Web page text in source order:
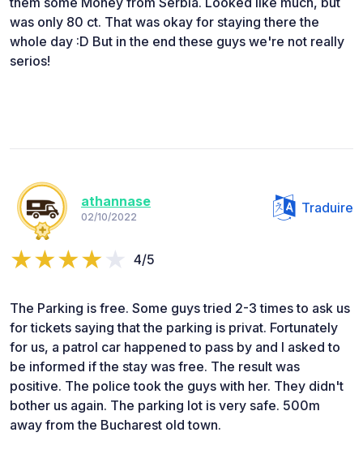
was only 80 ct. That was okay for staying there the
whole day :D But in the end these guys we're not really
serios!
athannase
02/10/2022
Traduire
4/5
The Parking is free. Some guys tried 2-3 times to ask us
for tickets saying that the parking is privat. Fortunately
for us, a patrol car happened to pass by and I asked to
be informed if the stay was free. The result was
positive. The police took the guys with her. They didn't
bother us again. The parking lot is very safe. 500m
away from the Bucharest old town.